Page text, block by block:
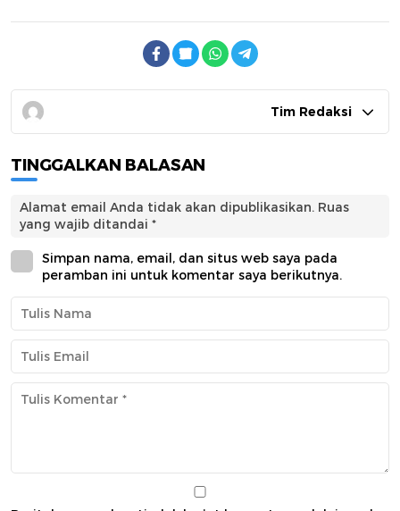
Tim Redaksi
TINGGALKAN BALASAN
Alamat email Anda tidak akan dipublikasikan. Ruas
yang wajib ditandai *
Simpan nama, email, dan situs web saya pada
peramban ini untuk komentar saya berikutnya.